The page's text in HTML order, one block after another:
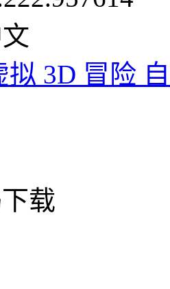
拟 3D 冒险
载